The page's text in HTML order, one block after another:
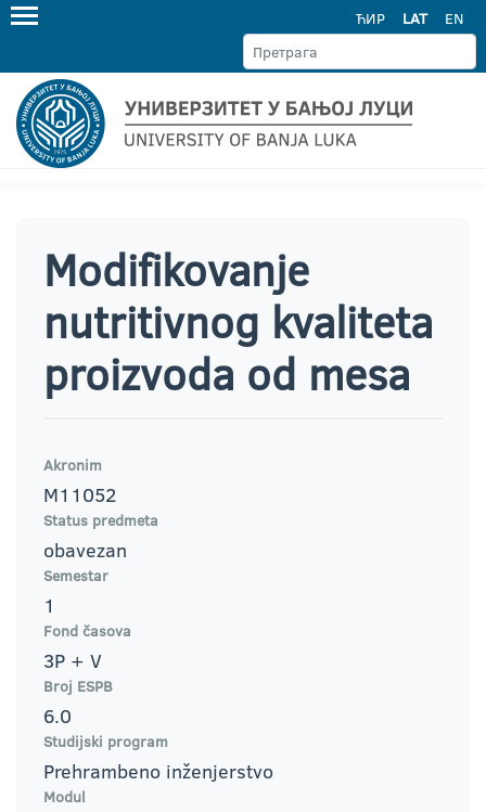
ЋИР LAT EN
Modifikovanje
nutritivnog kvaliteta
proizvoda od mesa
Akronim
M11052
Status predmeta
obavezan
Semestar
1
Fond časova
3P + V
Broj ESPB
6.0
Studijski program
Prehrambeno inženjerstvo
Modul